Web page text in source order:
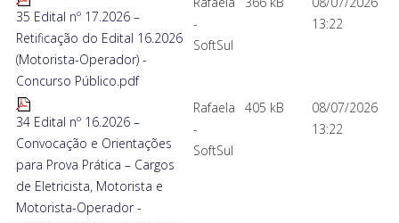
35 Edital nº 17.2026 –
Retificação do Edital 16.2026
(Motorista-Operador) -
Concurso Público.pdf
-
SoftSul
13:22
34 Edital nº 16.2026 –
Convocação e Orientações
para Prova Prática – Cargos
de Eletricista, Motorista e
Motorista-Operador -
Rafaela
-
SoftSul
405 kB
08/07/2026
13:22